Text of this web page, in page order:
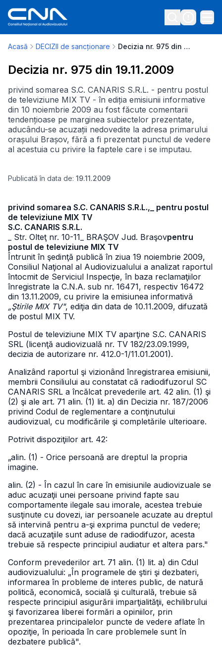
Acasă DECIZII de sancționare Decizia nr. 975 din 19.11.2009
Decizia nr. 975 din 19.11.2009
privind somarea S.C. CANARIS S.R.L. - pentru postul
de televiziune MIX TV - în ediția emisiunii informative
din 10 noiembrie 2009 au fost făcute comentarii
tendențioase pe marginea subiectelor prezentate,
aducându-se acuzații nedovedite la adresa primarului
orașului Brașov, fără a fi prezentat punctul de vedere
al acestuia cu privire la faptele care i se imputau.
Publicată în data de: 19.11.2009
privind somarea S.C. CANARIS S.R.L.,_ pentru postul
de televiziune MIX TV
S.C. CANARIS S.R.L.
_ Str. Olteţ nr. 10-11 _ BRAŞOV Jud. Braşovpentru
postul de televiziune MIX TV
Întrunit în şedinţă publică în ziua 19 noiembrie 2009,
Consiliul Naţional al Audiovizualului a analizat raportul
întocmit de Serviciul Inspecţie, în baza reclamaţiilor
înregistrate la C.N.A. sub nr. 16471, respectiv 16472
din 13.11.2009, cu privire la emisiunea informativă
„Ştirile MIX TV", ediţia din data de 10.11.2009, difuzată
de postul MIX TV.
Postul de televiziune MIX TV aparţine S.C. CANARIS
SRL (licenţă audiovizuală nr. TV 182/23.09.1999,
decizia de autorizare nr. 412.0-1/11.01.2001).
Analizând raportul şi vizionând înregistrarea emisiunii,
membrii Consiliului au constatat că radiodifuzorul SC
CANARIS SRL a încălcat prevederile art. 42 alin. (1) şi
(2) şi ale art. 71 alin. (1) lit. a) din Decizia nr. 187/2006
privind Codul de reglementare a conţinutului
audiovizual, cu modificările şi completările ulterioare.
Potrivit dispoziţiilor art. 42:
„alin. (1) - Orice persoană are dreptul la propria
imagine.
alin. (2) - În cazul în care în emisiunile audiovizuale se
aduc acuzaţii unei persoane privind fapte sau
comportamente ilegale sau imorale, acestea trebuie
susţinute cu dovezi, iar persoanele acuzate au dreptul
să intervină pentru a-şi exprima punctul de vedere;
dacă acuzaţiile sunt aduse de radiodifuzor, acesta
trebuie să respecte principiul audiatur et altera pars."
Conform prevederilor art. 71 alin. (1) lit. a) din Cdul
audiovizualului: „În programele de ştiri şi dezbateri,
informarea în probleme de interes public, de natură
politică, economică, socială şi culturală, trebuie să
respecte principiul asigurării imparţialităţii, echilibrului
şi favorizarea liberei formări a opiniilor, prin
prezentarea principalelor puncte de vedere aflate în
opoziţie, în perioada în care problemele sunt în
dezbatere publică".